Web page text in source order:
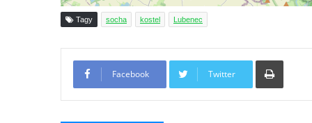
Českých Budějovicích
Pomník Vojtěcha Adalberta Lanny v parku
Pomník Přemysla Otakara II. v parku Na
Sadech v Českých Budějovicích
Tagy socha kostel Lubenec
Facebook Twitter